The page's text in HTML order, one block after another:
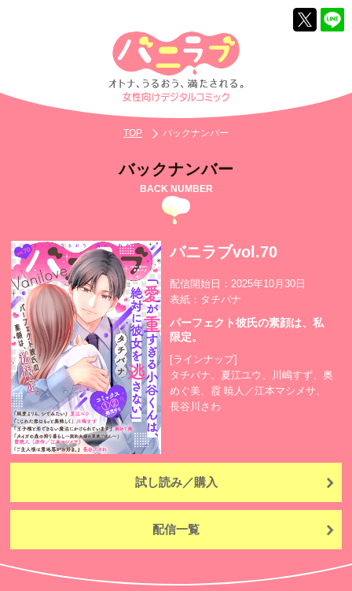
TOP バックナンバー
バックナンバー
BACK NUMBER
バニラブvol.70
配信開始日：2025年10月30日
表紙：タチバナ
パーフェクト彼氏の素顔は、私
限定。
[ラインナップ]
タチバナ、夏江ユウ、川嶋すず、奥
めぐ美、霞 暁人／江本マシメサ、
長谷川さわ
試し読み／購入
配信一覧